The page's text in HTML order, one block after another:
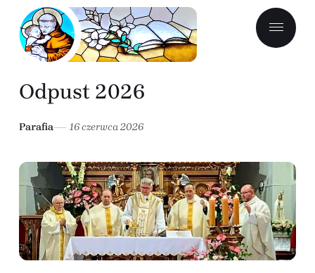
Odpust 2026
Parafia 16 czerwca 2026